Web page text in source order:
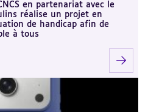
en partenariat avec le
réalise un projet en
de handicap afin de
à tous